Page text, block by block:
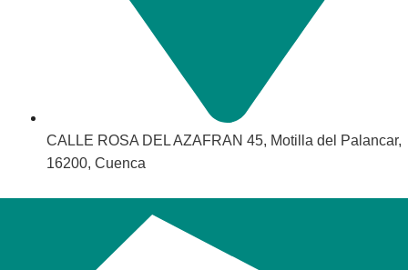
CALLE ROSA DEL AZAFRAN 45, Motilla del Palancar,
16200, Cuenca